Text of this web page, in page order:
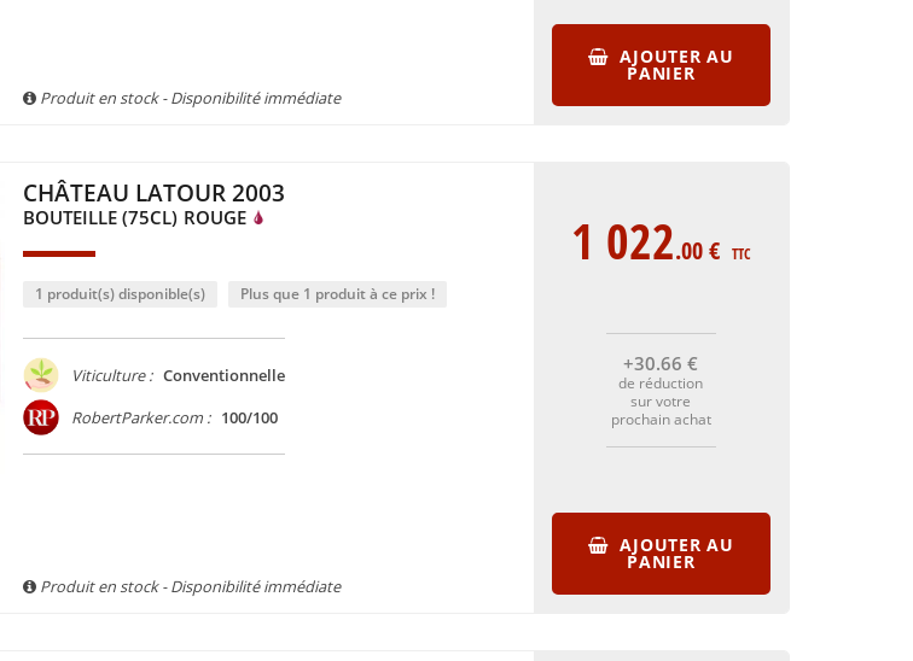
Produit en stock - Disponibilité immédiate
AJOUTER AU
PANIER
CHÂTEAU LATOUR 2003
BOUTEILLE (75CL) ROUGE
1 produit(s) disponible(s) Plus que 1 produit à ce prix !
Viticulture : Conventionnelle
RobertParker.com : 100/100
Produit en stock - Disponibilité immédiate
1 022.00€ TTC
+30.66€
de réduction
sur votre
prochain achat
AJOUTER AU
PANIER